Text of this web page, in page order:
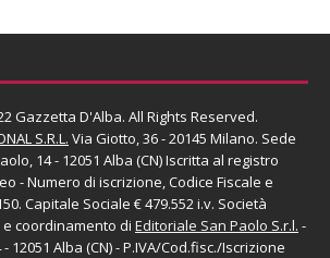
Gazzetta D'Alba. All Rights Reserved.
S.R.L. Via Giotto, 36 - 20145 Milano. Sede
14 - 12051 Alba (CN) Iscritta al registro
- Numero di iscrizione, Codice Fiscale e
Capitale Sociale € 479.552 i.v. Società
coordinamento di Editoriale San Paolo S.r.l. -
12051 Alba (CN) - P.IVA/Cod.fisc./Iscrizione